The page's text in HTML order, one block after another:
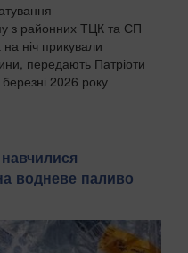
з районних ТЦК та СП
на ніч прикували
передають Патріоти
2026 року
водневе паливо